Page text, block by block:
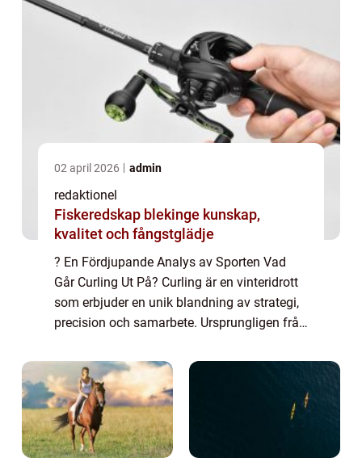
02 april 2026 admin
redaktionel
Fiskeredskap blekinge kunskap,
kvalitet och fångstglädje
? En Fördjupande Analys av Sporten Vad
Går Curling Ut På? Curling är en vinteridrott
som erbjuder en unik blandning av strategi,
precision och samarbete. Ursprungligen från
över hela världen och blivit en ol...